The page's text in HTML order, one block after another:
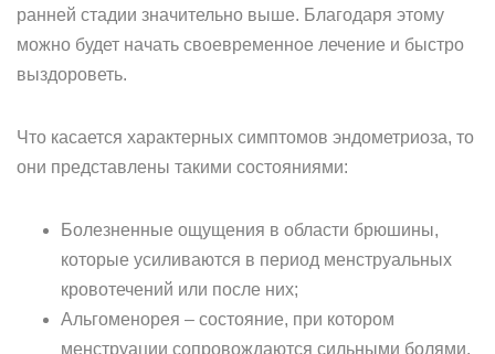
ранней стадии значительно выше. Благодаря этому
можно будет начать своевременное лечение и быстро
выздороветь.
Что касается характерных симптомов эндометриоза, то
они представлены такими состояниями:
Болезненные ощущения в области брюшины,
которые усиливаются в период менструальных
кровотечений или после них;
Альгоменорея – состояние, при котором
менструации сопровождаются сильными болями.